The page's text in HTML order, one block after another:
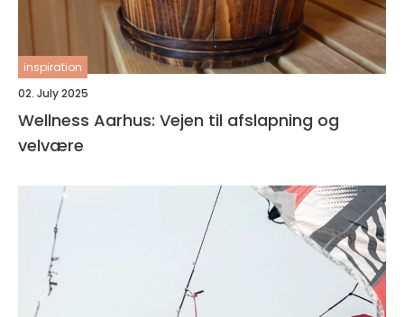
inspiration
02. July 2025
Wellness Aarhus: Vejen til afslapning og
velvære